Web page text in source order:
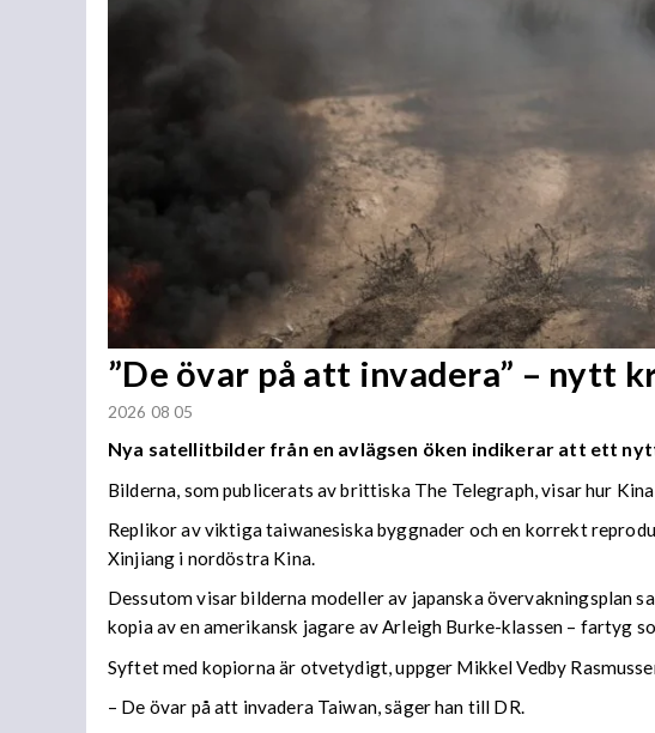
”De övar på att invadera” – nytt
2026 08 05
Nya satellitbilder från en avlägsen öken indikerar att ett
Bilderna, som publicerats av brittiska The Telegraph, visar hur
Replikor av viktiga taiwanesiska byggnader och en korrekt
Xinjiang i nordöstra Kina.
Dessutom visar bilderna modeller av japanska
kopia av en amerikansk jagare av Arleigh Burke-klassen – fartyg
Syftet med kopiorna är otvetydigt, uppger Mikkel Vedby
– De övar på att invadera Taiwan, säger han till DR.